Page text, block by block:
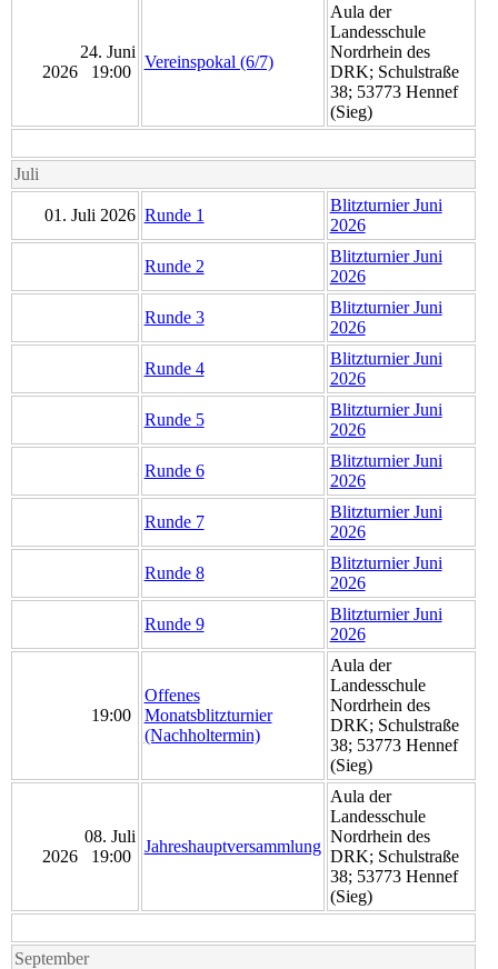
24. Juni
2026 19:00
Vereinspokal (6/7)
Aula der
Landesschule
Nordrhein des
DRK; Schulstraße
38; 53773 Hennef
(Sieg)
Juli
01. Juli 2026 Runde 1
Blitzturnier Juni
2026
Runde 2
Blitzturnier Juni
2026
Runde 3
Blitzturnier Juni
2026
Runde 4
Blitzturnier Juni
2026
Runde 5
Blitzturnier Juni
2026
Runde 6
Blitzturnier Juni
2026
Runde 7
Blitzturnier Juni
2026
Runde 8
Blitzturnier Juni
2026
Runde 9
Blitzturnier Juni
2026
19:00
Offenes
Monatsblitzturnier
(Nachholtermin)
Aula der
Landesschule
Nordrhein des
DRK; Schulstraße
38; 53773 Hennef
(Sieg)
08. Juli
2026 19:00
Jahreshauptversammlung
Aula der
Landesschule
Nordrhein des
DRK; Schulstraße
38; 53773 Hennef
(Sieg)
September